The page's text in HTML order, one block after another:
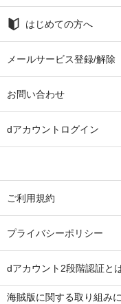
はじめての方へ
メールサービス登録/解除
お問い合わせ
dアカウントログイン
ご利用規約
プライバシーポリシー
dアカウント2段階認証と
海賊版に関する取り組みに